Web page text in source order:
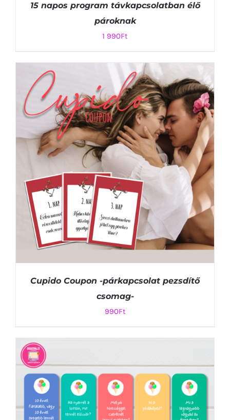
KOSÁRBA TESZEM
/
RÉSZLETEK
15 napos program távkapcsolatban élő
pároknak
1 990Ft
RÉSZLETEK
Cupido Coupon -párkapcsolat pezsdítő
csomag-
990Ft